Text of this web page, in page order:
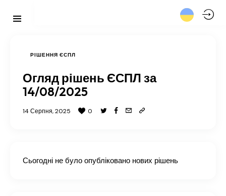
РІШЕННЯ ЄСПЛ
Огляд рішень ЄСПЛ за
14/08/2025
14 Серпня, 2025 0
Сьогодні не було опубліковано нових рішень